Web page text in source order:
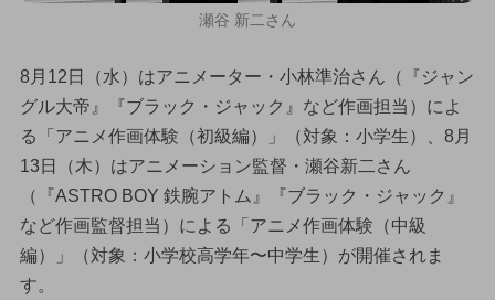
瀬谷 新二さん
8月12日（水）はアニメーター・小林準治さん（『ジャン
グル大帝』『ブラック・ジャック』など作画担当）によ
る「アニメ作画体験（初級編）」（対象：小学生）、8月
13日（木）はアニメーション監督・瀬谷新二さん
（『ASTRO BOY 鉄腕アトム』『ブラック・ジャック』
など作画監督担当）による「アニメ作画体験（中級
編）」（対象：小学校高学年〜中学生）が開催されま
す。